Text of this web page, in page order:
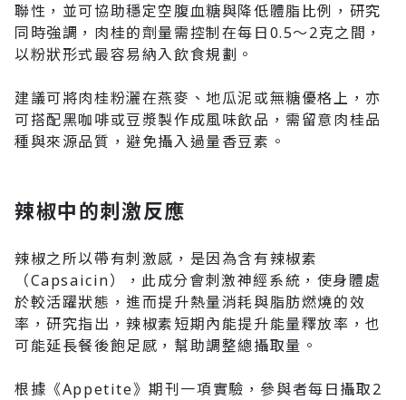
聯性，並可協助穩定空腹血糖與降低體脂比例 ，研究
同時強調，肉桂的劑量需控制在每日0.5～2克之間，
以粉狀形式最容易納入飲食規劃。
建議可將肉桂粉灑在燕麥、地瓜泥或無糖優格上，亦
可搭配黑咖啡或豆漿製作成風味飲品 ，需留意肉桂品
種與來源品質，避免攝入過量香豆素。
辣椒中的刺激反應
辣椒之所以帶有刺激感，是因為含有辣椒素
（Capsaicin）
，此成分會刺激神經系統，使身體處
於較活躍狀態，進而提升熱量消耗與脂肪燃燒的效
率，研究指出，辣椒素短期內能提升能量釋放率，也
可能延長餐後飽足感，幫助調整總攝取量。
根據《Appetite》期刊一項實驗，參與者每日攝取2